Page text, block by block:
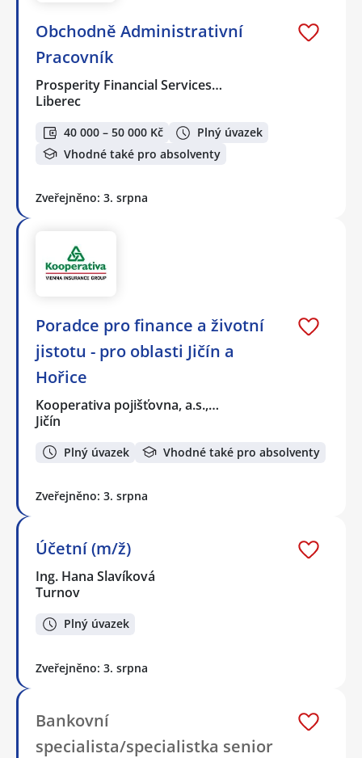
Obchodně Administrativní
Pracovník
Prosperity Financial Services…
Liberec
40 000 – 50 000 Kč
Plný úvazek
Vhodné také pro absolventy
Zveřejněno: 3. srpna
Poradce pro finance a životní
jistotu - pro oblasti Jičín a
Hořice
Kooperativa pojišťovna, a.s.,…
Jičín
Plný úvazek Vhodné také pro absolventy
Zveřejněno: 3. srpna
Účetní (m/ž)
Ing. Hana Slavíková
Turnov
Plný úvazek
Zveřejněno: 3. srpna
Bankovní
specialista/specialistka senior